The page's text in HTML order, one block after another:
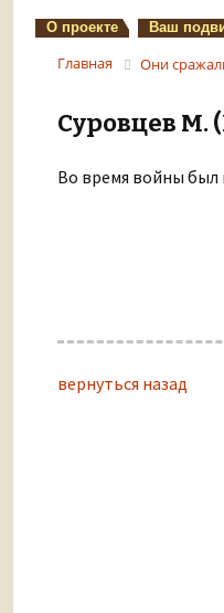
О проекте Ваш
Главная Они
Суровцев М.
Во время войны был
вернуться назад